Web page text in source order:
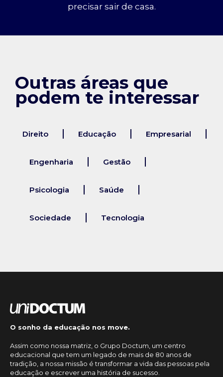
precisar sair de casa.
Outras áreas que
podem te interessar
Direito Educação Empresarial
Engenharia Gestão
Psicologia Saúde
Sociedade Tecnologia
O sonho da educação nos move.
Assim como nossa matriz, o Grupo Doctum, um centro
educacional que tem um legado de mais de 80 anos de
tradição, a nossa missão é transformar a vida das pessoas pela
educação e escrever uma história de sucesso.